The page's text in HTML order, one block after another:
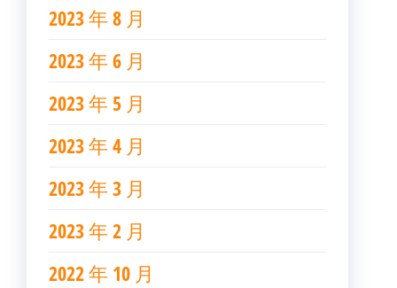
2023 年 8 月
2023 年 6 月
2023 年 5 月
2023 年 4 月
2023 年 3 月
2023 年 2 月
2022 年 10 月